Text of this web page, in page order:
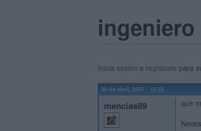
Inicia sesión o regístrate para
30 de abril, 2007 - 15:32
mencias89
que